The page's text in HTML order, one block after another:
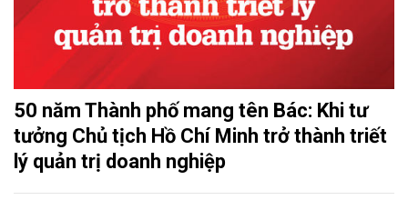
50 năm Thành phố mang tên Bác: Khi tư
tưởng Chủ tịch Hồ Chí Minh trở thành triết
lý quản trị doanh nghiệp